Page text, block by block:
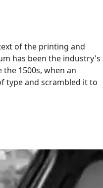
of the printing and
has been the industry's
1500s, when an
type and scrambled it to